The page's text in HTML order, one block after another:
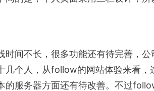
时间不长，很多功能还有待完善，
几个人，从follow的网站体验来看，
的服务器方面还有待改善。不过